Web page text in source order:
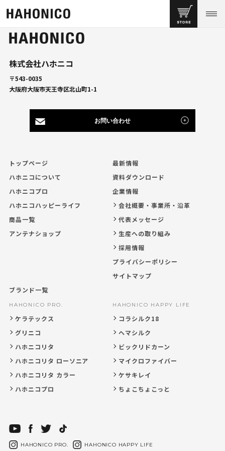
株式会社ハホニコ
〒543-0035
大阪府大阪市天王寺区北山町1-1
お問い合わせ
トップページ
ハホニコについて
ハホニコプロ
ハホニコハッピーライフ
商品一覧
アンテナショップ
ブランド一覧
HAHONICO PRO.
ケラテックス
グリニコ
ハホニコリタ
ハホニコリタ ローソニア
ハホニコリタ カラー
ハホニコプロ
HAHONICO HAPPY LIFE
コラシルク18
ヘマシルク
ビックリドカーン
マイクロファイバー
ケサキレイ
ちょこちょこっと
最新情報
資料ダウンロード
企業情報
会社概要・事業所・沿革
代表メッセージ
生産への取り組み
採用情報
プライバシーポリシー
サイトマップ
HAHONICO PRO. HAHONICO HAPPY LIFE